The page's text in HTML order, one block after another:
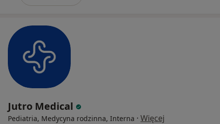
Jutro Medical
Pediatria, Medycyna rodzinna, Interna · Więcej